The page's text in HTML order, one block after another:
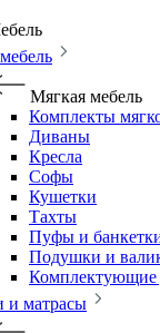
Мягкая мебель
Комплекты
Диваны
Кресла
Софы
Кушетки
Тахты
Пуфы и
Подушки и
Комплектующие
и матрасы